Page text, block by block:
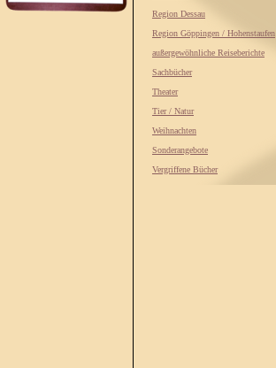
Region Dessau
Region Göppingen / Hohenstaufen
außergewöhnliche Reiseberichte
Sachbücher
Theater
Tier / Natur
Weihnachten
Sonderangebote
Vergriffene Bücher